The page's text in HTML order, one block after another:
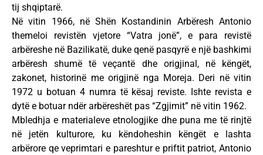
tij shqiptarë.
Në vitin 1966, në Shën Kostandinin Arbëresh Antonio
themeloi revistën vjetore “Vatra jonë”, e para revistë
arbëreshe në Bazilikatë, duke qenë pasqyrë e një bashkimi
arbëresh shumë të veçantë dhe origjinal, në këngët,
zakonet, historinë me origjinë nga Moreja. Deri në vitin
1972 u botuan 4 numra të kësaj reviste. Ishte revista e
dytë e botuar ndër arbëreshët pas “Zgjimit” në vitin 1962.
Mbledhja e materialeve etnologjike dhe puna me të rinjtë
në jetën kulturore, ku këndoheshin këngët e lashta
arbërore qe veprimtari e pareshtur e priftit patriot, Antonio